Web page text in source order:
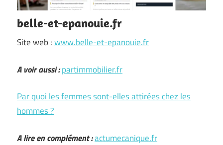
belle-et-epanouie.fr
Site web :www.belle-et-epanouie.fr
A voir aussi :partimmobilier.fr
Par quoi les femmes sont-elles attirées chez les
hommes ?
A lire en complément :actumecanique.fr